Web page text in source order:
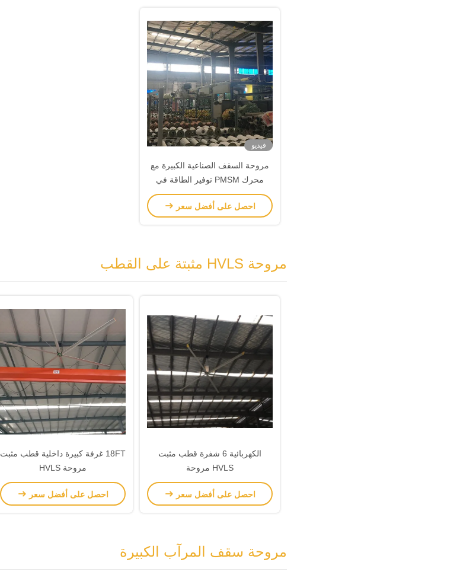
فيديو
مروحة السقف الصناعية الكبيرة مع
محرك PMSM توفير الطاقة في
السوق التنافسية
احصل على أفضل سعر
مروحة HVLS مثبتة على القطب
الكهربائية 6 شفرة قطب مثبت
HVLS مروحة
احصل على أفضل سعر
18FT غرفة كبيرة داخلية قطب مثبت
مروحة HVLS
احصل على أفضل سعر
مروحة سقف المرآب الكبيرة